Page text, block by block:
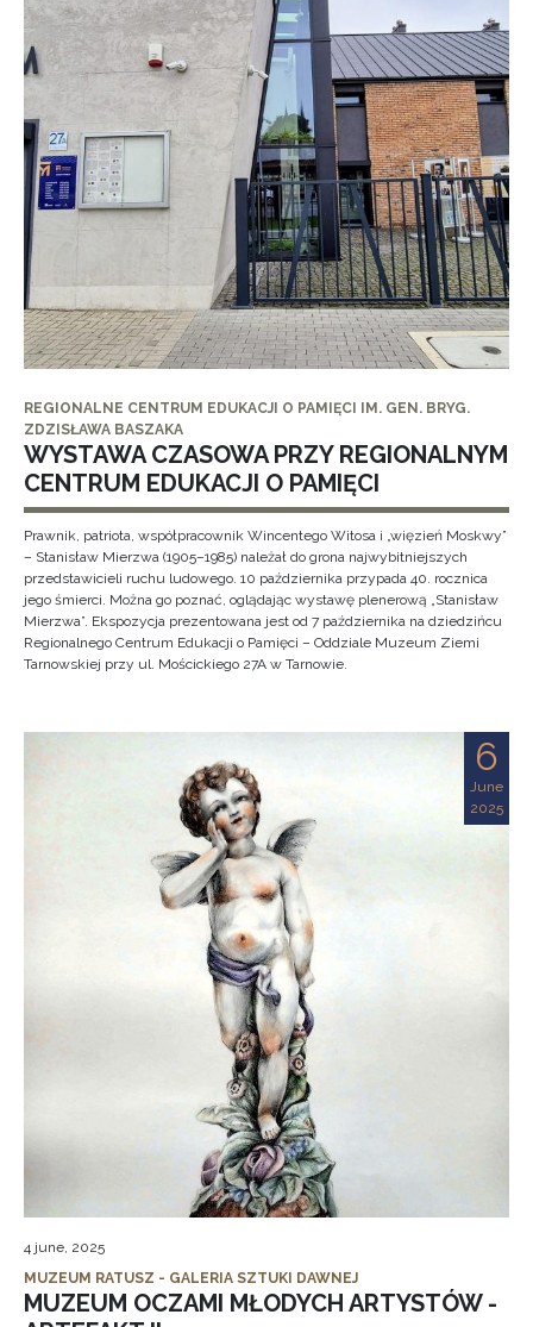
REGIONALNE CENTRUM EDUKACJI O PAMIĘCI IM. GEN. BRYG.
ZDZISŁAWA BASZAKA
WYSTAWA CZASOWA PRZY REGIONALNYM
CENTRUM EDUKACJI O PAMIĘCI
Prawnik, patriota, współpracownik Wincentego Witosa i „więzień Moskwy”
– Stanisław Mierzwa (1905–1985) należał do grona najwybitniejszych
przedstawicieli ruchu ludowego. 10 października przypada 40. rocznica
jego śmierci. Można go poznać, oglądając wystawę plenerową „Stanisław
Mierzwa”. Ekspozycja prezentowana jest od 7 października na dziedzińcu
Regionalnego Centrum Edukacji o Pamięci – Oddziale Muzeum Ziemi
Tarnowskiej przy ul. Mościckiego 27A w Tarnowie.
6
June
2025
4 june, 2025
MUZEUM RATUSZ - GALERIA SZTUKI DAWNEJ
MUZEUM OCZAMI MŁODYCH ARTYSTÓW -